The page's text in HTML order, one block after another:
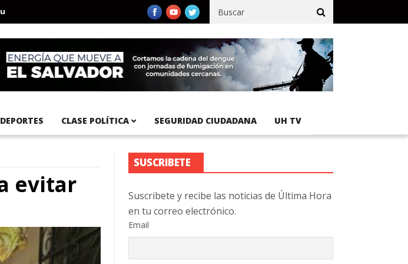
Aeropuerto Internacional del Pacífico registra 92 % de avance en obras de terracería
DEPORTES CLASE POLÍTICA SEGURIDAD CIUDADANA UH TV
evitar
SUSCRIBETE
Suscribete y recibe las noticias de Última Hora
en tu correo electrónico.
Email